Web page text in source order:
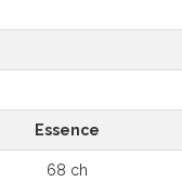
Essence
68 ch